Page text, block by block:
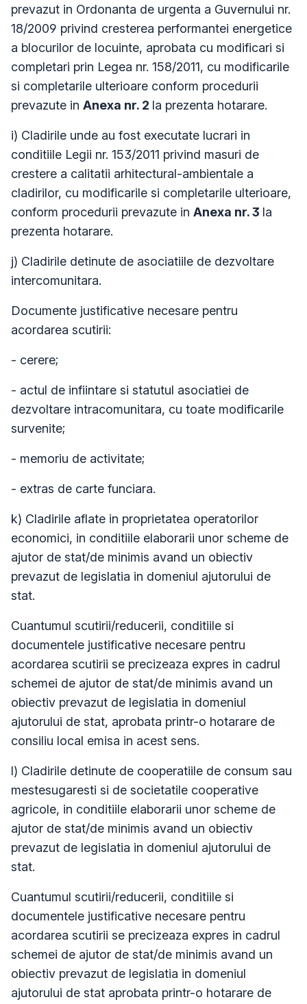
prevazut in Ordonanta de urgenta a Guvernului nr.
18/2009 privind cresterea performantei energetice
a blocurilor de locuinte, aprobata cu modificari si
completari prin Legea nr. 158/2011, cu modificarile
si completarile ulterioare conform procedurii
prevazute in Anexa nr. 2 la prezenta hotarare.
i) Cladirile unde au fost executate lucrari in
conditiile Legii nr. 153/2011 privind masuri de
crestere a calitatii arhitectural-ambientale a
cladirilor, cu modificarile si completarile ulterioare,
conform procedurii prevazute in Anexa nr. 3 la
prezenta hotarare.
j) Cladirile detinute de asociatiile de dezvoltare
intercomunitara.
Documente justificative necesare pentru
acordarea scutirii:
- cerere;
- actul de infiintare si statutul asociatiei de
dezvoltare intracomunitara, cu toate modificarile
survenite;
- memoriu de activitate;
- extras de carte funciara.
k) Cladirile aflate in proprietatea operatorilor
economici, in conditiile elaborarii unor scheme de
ajutor de stat/de minimis avand un obiectiv
prevazut de legislatia in domeniul ajutorului de
stat.
Cuantumul scutirii/reducerii, conditiile si
documentele justificative necesare pentru
acordarea scutirii se precizeaza expres in cadrul
schemei de ajutor de stat/de minimis avand un
obiectiv prevazut de legislatia in domeniul
ajutorului de stat, aprobata printr-o hotarare de
consiliu local emisa in acest sens.
l) Cladirile detinute de cooperatiile de consum sau
mestesugaresti si de societatile cooperative
agricole, in conditiile elaborarii unor scheme de
ajutor de stat/de minimis avand un obiectiv
prevazut de legislatia in domeniul ajutorului de
stat.
Cuantumul scutirii/reducerii, conditiile si
documentele justificative necesare pentru
acordarea scutirii se precizeaza expres in cadrul
schemei de ajutor de stat/de minimis avand un
obiectiv prevazut de legislatia in domeniul
ajutorului de stat aprobata printr-o hotarare de